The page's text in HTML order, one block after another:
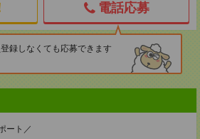
電話応募
録しなくても応募できます
ート／